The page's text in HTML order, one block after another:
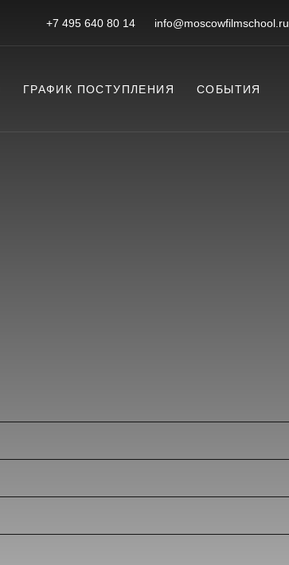
+7 495 640 80 14 info@moscowfilmschool.ru
ГРАФИК ПОСТУПЛЕНИЯ СОБЫТИЯ